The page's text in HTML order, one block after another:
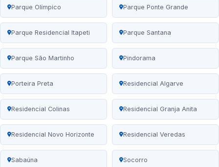
Parque Olímpico Parque Ponte Grande
Parque Residencial Itapeti Parque Santana
Parque São Martinho Pindorama
Porteira Preta Residencial Algarve
Residencial Colinas Residencial Granja Anita
Residencial Novo Horizonte Residencial Veredas
Sabaúna Socorro